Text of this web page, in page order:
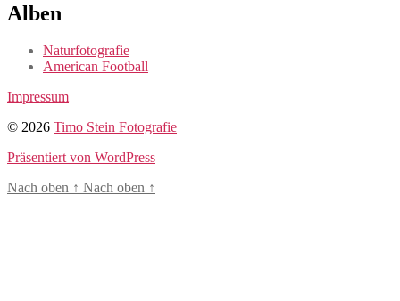
Alben
Naturfotografie
American Football
Impressum
© 2026 Timo Stein Fotografie
Präsentiert von WordPress
Nach oben ↑ Nach oben ↑